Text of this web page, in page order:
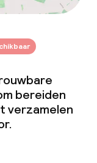
bereiden
verzamelen